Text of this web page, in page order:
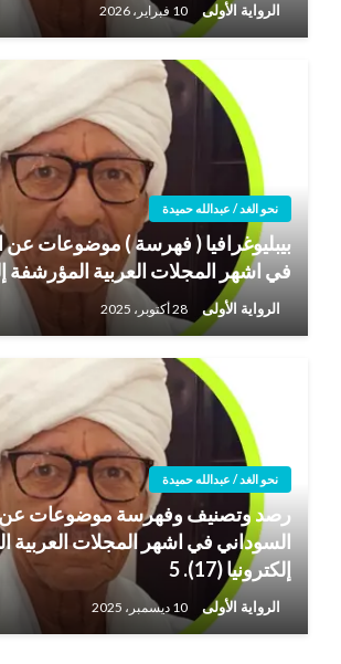
الرواية الأولى 10 فبراير، 2026
نحو الغد / عبدالله حميدة
بيبليوغرافيا ( فهرسة ) موضوعات عن
في اشهر المجلات العربية المؤرشفة
الرواية الأولى 28 أكتوبر، 2025
نحو الغد / عبدالله حميدة
رصد وتصنيف وفهرسة موضوعات عن
السوداني في اشهر المجلات العربية
إلكترونيا (17). 5
الرواية الأولى 10 ديسمبر، 2025